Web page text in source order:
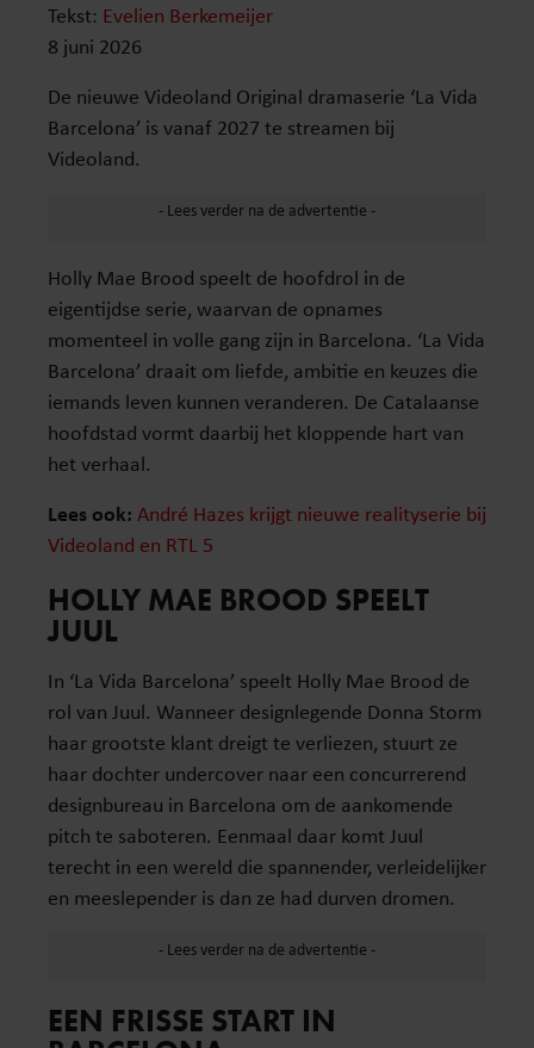
Tekst: Evelien Berkemeijer
8 juni 2026
De nieuwe Videoland Original dramaserie ‘La Vida
Barcelona’ is vanaf 2027 te streamen bij
Videoland.
Holly Mae Brood speelt de hoofdrol in de
eigentijdse serie, waarvan de opnames
momenteel in volle gang zijn in Barcelona. ‘La Vida
Barcelona’ draait om liefde, ambitie en keuzes die
iemands leven kunnen veranderen. De Catalaanse
hoofdstad vormt daarbij het kloppende hart van
het verhaal.
Lees ook: André Hazes krijgt nieuwe realityserie bij
Videoland en RTL 5
HOLLY MAE BROOD SPEELT
JUUL
In ‘La Vida Barcelona’ speelt Holly Mae Brood de
rol van Juul. Wanneer designlegende Donna Storm
haar grootste klant dreigt te verliezen, stuurt ze
haar dochter undercover naar een concurrerend
designbureau in Barcelona om de aankomende
pitch te saboteren. Eenmaal daar komt Juul
terecht in een wereld die spannender, verleidelijker
en meeslepender is dan ze had durven dromen.
EEN FRISSE START IN